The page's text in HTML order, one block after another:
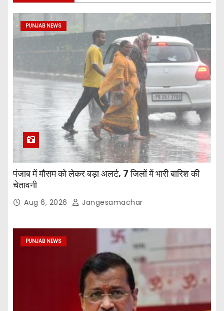
PUNJAB NEWS
पंजाब में मौसम को लेकर बड़ा अलर्ट, 7 जिलों में भारी बारिश की
चेतावनी
Aug 6, 2026 Jangesamachar
PUNJAB NEWS